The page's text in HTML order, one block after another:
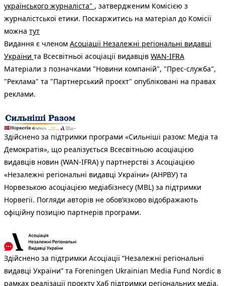
українського журналіста" , затвердженим Комісією з
журналістської етики. Поскаржитись на матеріал до Комісії
можна тут
Видання є членом Асоціації Незалежні регіональні видавці
України та Всесвітньої асоціації видавців WAN-IFRA
Матеріали з позначками "Новини компаній", "Прес-служба",
"Реклама" та "Партнерський проєкт" опубліковані на правах
реклами.
Здійснено за підтримки програми «Сильніші разом: Медіа та
Демократія», що реалізується Всесвітньою асоціацією
видавців новин (WAN-IFRA) у партнерстві з Асоціацією
«Незалежні регіональні видавці України» (АНРВУ) та
Норвезькою асоціацією медіабізнесу (MBL) за підтримки
Норвегії. Погляди авторів не обов’язково відображають
офіційну позицію партнерів програми.
Здійснено за підтримки Асоціації “Незалежні регіональні
видавці України” та Foreningen Ukrainian Media Fund Nordic в
рамках реалізації проєкту Хаб підтримки регіональних медіа.